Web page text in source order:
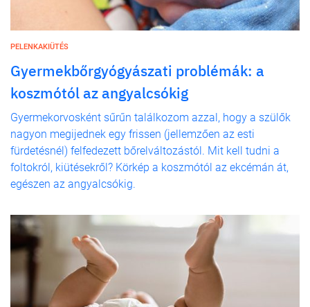
PELENKAKIÜTÉS
Gyermekbőrgyógyászati problémák: a
koszmótól az angyalcsókig
Gyermekorvosként sűrűn találkozom azzal, hogy a szülők
nagyon megijednek egy frissen (jellemzően az esti
fürdetésnél) felfedezett bőrelváltozástól. Mit kell tudni a
foltokról, kiütésekről? Körkép a koszmótól az ekcémán át,
egészen az angyalcsókig.